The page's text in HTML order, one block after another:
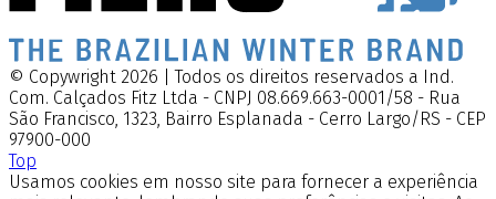
© Copywright 2026 | Todos os direitos reservados a Ind.
Com. Calçados Fitz Ltda - CNPJ 08.669.663-0001/58 - Rua
São Francisco, 1323, Bairro Esplanada - Cerro Largo/RS - CEP
97900-000
Top
Usamos cookies em nosso site para fornecer a experiência